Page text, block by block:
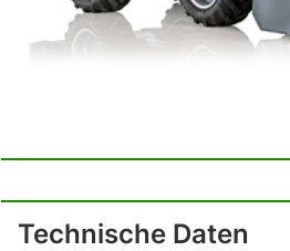
Technische Daten